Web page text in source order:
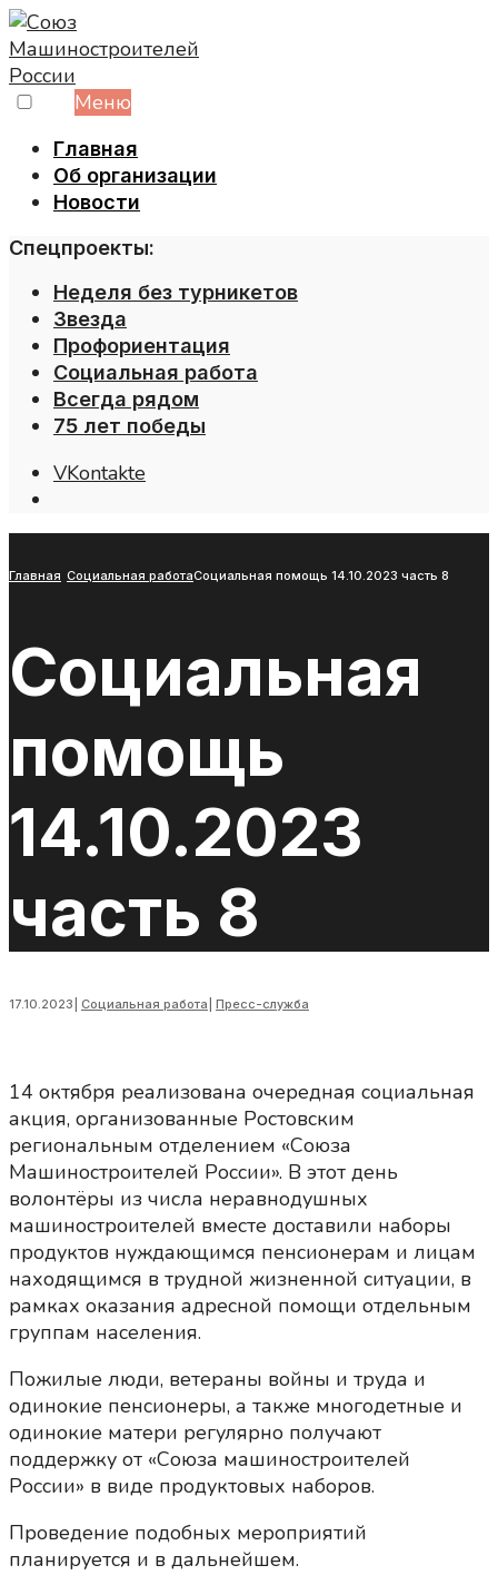
Skip
to
content
Меню
Главная
Об организации
Новости
Спецпроекты:
Неделя без турникетов
Звезда
Профориентация
Социальная работа
Всегда рядом
75 лет победы
VKontakte
Главная Социальная работаСоциальная помощь 14.10.2023 часть 8
Социальная
помощь
14.10.2023
часть 8
17.10.2023 Социальная работа Пресс-служба
14 октября реализована очередная социальная
акция, организованные Ростовским
региональным отделением «Союза
Машиностроителей России». В этот день
волонтёры из числа неравнодушных
машиностроителей вместе доставили наборы
продуктов нуждающимся пенсионерам и лицам
находящимся в трудной жизненной ситуации, в
рамках оказания адресной помощи отдельным
группам населения.
Пожилые люди, ветераны войны и труда и
одинокие пенсионеры, а также многодетные и
одинокие матери регулярно получают
поддержку от «Союза машиностроителей
России» в виде продуктовых наборов.
Проведение подобных мероприятий
планируется и в дальнейшем.